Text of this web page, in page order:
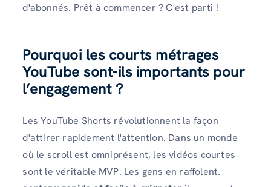
d'abonnés. Prêt à commencer ? C'est parti !
Pourquoi les courts métrages
YouTube sont-ils importants pour
l’engagement ?
Les YouTube Shorts révolutionnent la façon
d'attirer rapidement l'attention. Dans un monde
où le scroll est omniprésent, les vidéos courtes
sont le véritable MVP. Les gens en raffolent.